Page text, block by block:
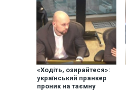
«Ходіть, озирайтеся»:
український пранкер
проник на таємну